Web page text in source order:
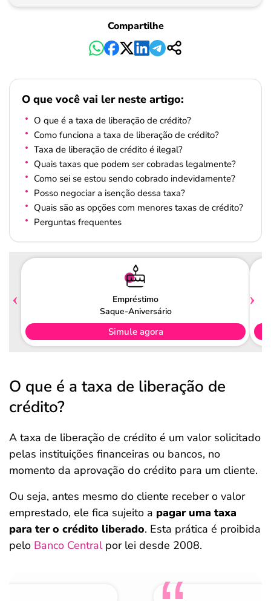
Pagamento
Compartilhe
O que você vai ler neste artigo:
O que é a taxa de liberação de crédito?
Como funciona a taxa de liberação de crédito?
Taxa de liberação de crédito é ilegal?
Quais taxas que podem ser cobradas legalmente?
Como sei se estou sendo cobrado indevidamente?
Posso negociar a isenção dessa taxa?
Quais são as opções com menores taxas de crédito?
Perguntas frequentes
Empréstimo
Saque-Aniversário
Simule agora
O que é a taxa de liberação de
crédito?
A taxa de liberação de crédito é um valor solicitado
pelas instituições financeiras ou bancos, no
momento da aprovação do crédito para um cliente.
Ou seja, antes mesmo do cliente receber o valor
emprestado, ele fica sujeito a pagar uma taxa
para ter o crédito liberado. Esta prática é proibida
pelo Banco Centralpor lei desde 2008.